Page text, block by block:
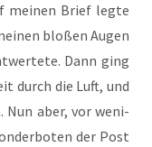
mei­nen Brief leg­te
blo­ßen Augen
Dann ging
durch die Luft, und
Nun aber, vor weni­
der Post